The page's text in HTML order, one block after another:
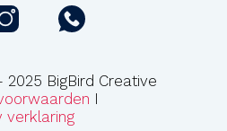
BigBird Creative
I
verklaring